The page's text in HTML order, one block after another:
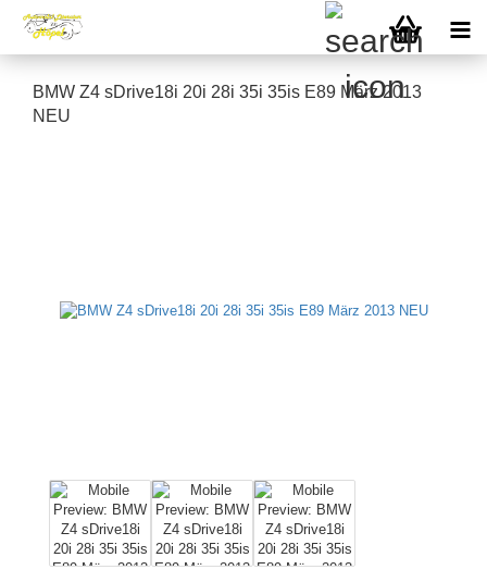
BMW Z4 sDrive18i 20i 28i 35i 35is E89 März 2013
NEU